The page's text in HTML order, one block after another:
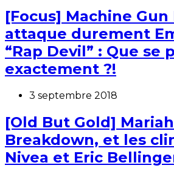
[Focus] Machine Gun
attaque durement
“Rap Devil” : Que se
exactement ?!
3 septembre 2018
[Old But Gold]
Breakdown, et les
Nivea et Eric